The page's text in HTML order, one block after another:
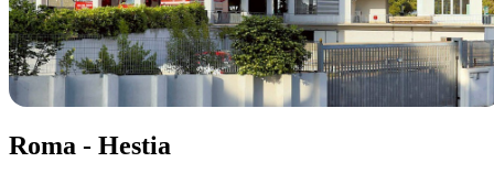
Roma - Hestia